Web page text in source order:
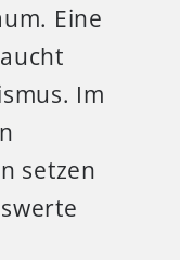
Eine
Im
setzen